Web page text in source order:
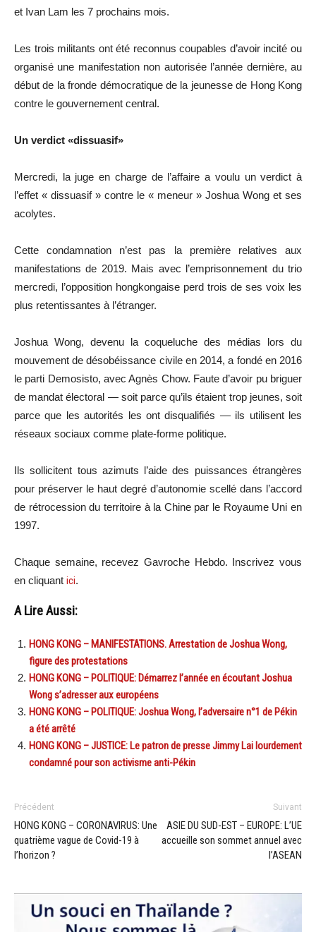
et Ivan Lam les 7 prochains mois.
Les trois militants ont été reconnus coupables d’avoir incité ou
organisé une manifestation non autorisée l’année dernière, au
début de la fronde démocratique de la jeunesse de Hong Kong
contre le gouvernement central.
Un verdict «dissuasif»
Mercredi, la juge en charge de l’affaire a voulu un verdict à
l’effet « dissuasif » contre le « meneur » Joshua Wong et ses
acolytes.
Cette condamnation n’est pas la première relatives aux
manifestations de 2019. Mais avec l’emprisonnement du trio
mercredi, l’opposition hongkongaise perd trois de ses voix les
plus retentissantes à l’étranger.
Joshua Wong, devenu la coqueluche des médias lors du
mouvement de désobéissance civile en 2014, a fondé en 2016
le parti Demosisto, avec Agnès Chow. Faute d’avoir pu briguer
de mandat électoral — soit parce qu’ils étaient trop jeunes, soit
parce que les autorités les ont disqualifiés — ils utilisent les
réseaux sociaux comme plate-forme politique.
Ils sollicitent tous azimuts l’aide des puissances étrangères
pour préserver le haut degré d’autonomie scellé dans l’accord
de rétrocession du territoire à la Chine par le Royaume Uni en
1997.
Chaque semaine, recevez Gavroche Hebdo. Inscrivez vous
en cliquant ici.
A Lire Aussi:
HONG KONG – MANIFESTATIONS. Arrestation de Joshua Wong,
figure des protestations
HONG KONG – POLITIQUE: Démarrez l’année en écoutant Joshua
Wong s’adresser aux européens
HONG KONG – POLITIQUE: Joshua Wong, l’adversaire n°1 de Pékin
a été arrêté
HONG KONG – JUSTICE: Le patron de presse Jimmy Lai lourdement
condamné pour son activisme anti-Pékin
Précédent
HONG KONG – CORONAVIRUS: Une
quatrième vague de Covid-19 à
l’horizon ?
Suivant
ASIE DU SUD-EST – EUROPE: L’UE
accueille son sommet annuel avec
l’ASEAN